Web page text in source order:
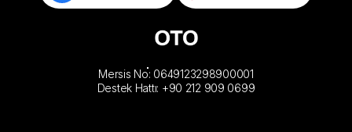
Mersis No: 0649123298900001
Destek Hattı: +90 212 909 0699